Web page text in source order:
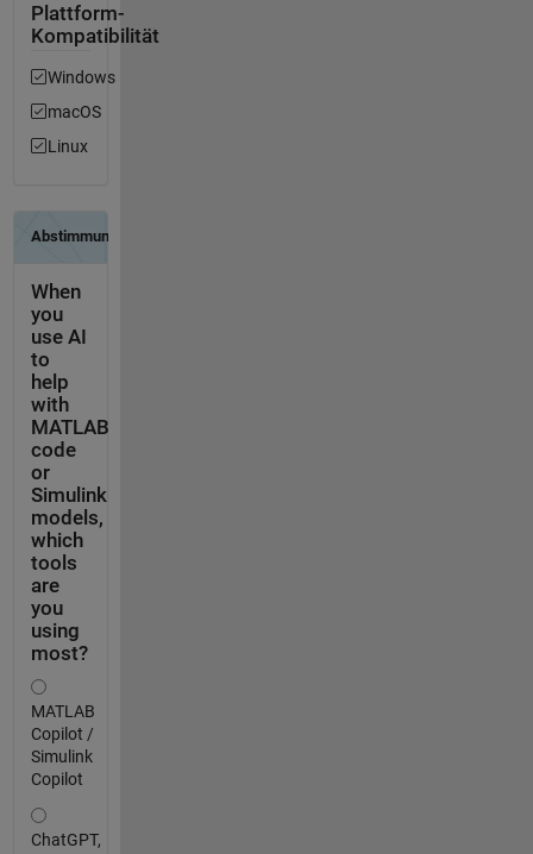
Plattform-
Kompatibilität
Windows
macOS
Linux